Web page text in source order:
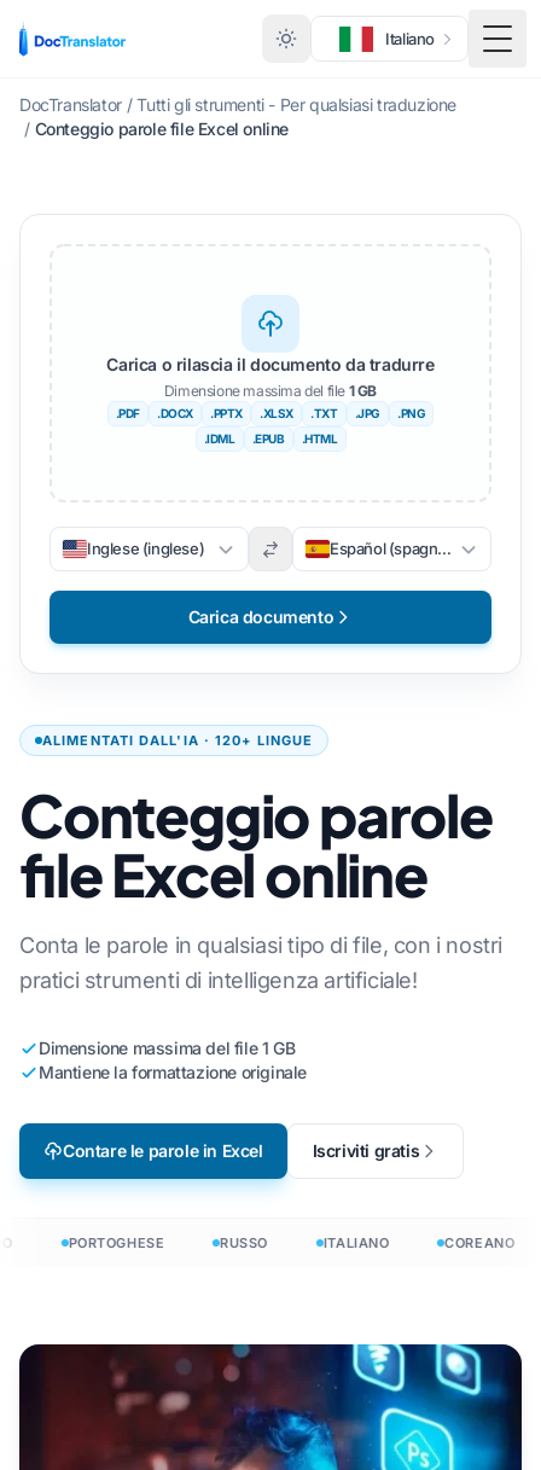
Italiano
DocTranslator / Tutti gli strumenti - Per qualsiasi traduzione
/ Conteggio parole file Excel online
ALIMENTATI DALL'IA · 120+ LINGUE
Conteggio parole
file Excel online
Conta le parole in qualsiasi tipo di file, con i nostri
pratici strumenti di intelligenza artificiale!
Dimensione massima del file 1 GB
Mantiene la formattazione originale
Contare le parole in Excel Iscriviti gratis
Carica o rilascia il documento da tradurre
Dimensione massima del file 1 GB
.PDF .DOCX .PPTX .XLSX .TXT .JPG
.PNG
.IDML
.EPUB .HTML
Inglese (inglese) Español (spagnolo)
Carica documento
PORTOGHESE RUSSO ITALIANO COREANO